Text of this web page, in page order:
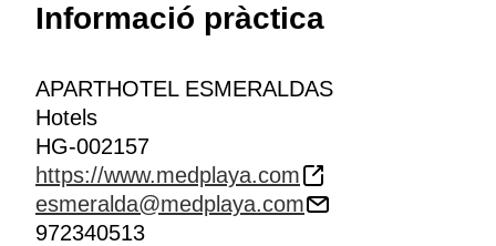
Informació pràctica
APARTHOTEL ESMERALDAS
Hotels
HG-002157
https://www.medplaya.com
esmeralda@medplaya.com
972340513